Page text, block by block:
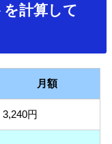
計算して
月額
3,240円